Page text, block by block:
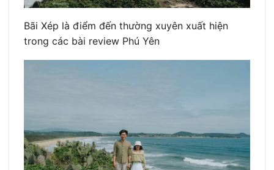
Bãi Xép là điểm đến thường xuyên xuất hiện
trong các bài review Phú Yên